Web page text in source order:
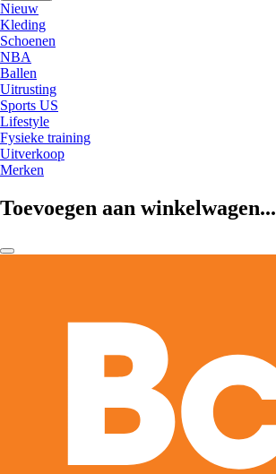
Nieuw
Kleding
Schoenen
NBA
Ballen
Uitrusting
Sports US
Lifestyle
Fysieke training
Uitverkoop
Merken
Toevoegen aan winkelwagen...